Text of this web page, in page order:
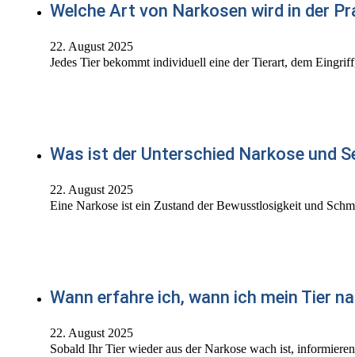
Welche Art von Narkosen wird in der
22. August 2025
Jedes Tier bekommt individuell eine der Tierart, dem
Was ist der Unterschied Narkose und
22. August 2025
Eine Narkose ist ein Zustand der Bewusstlosigkeit und
Wann erfahre ich, wann ich mein Tier
22. August 2025
Sobald Ihr Tier wieder aus der Narkose wach ist,